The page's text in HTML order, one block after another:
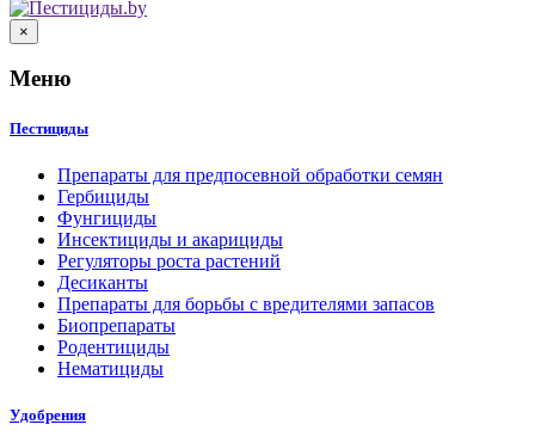
×
Меню
Пестициды
Препараты для предпосевной обработки семян
Гербициды
Фунгициды
Инсектициды и акарициды
Регуляторы роста растений
Десиканты
Препараты для борьбы с вредителями запасов
Биопрепараты
Родентициды
Нематициды
Удобрения